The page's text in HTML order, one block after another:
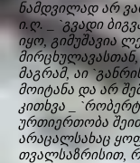
ნამდვილად არ
ი.ღ. _ `გვადი
იყო, გიმუშავია
მირცხულავასთან,
მაგრამ, აი
მოიტანა და არ
კითხვა _
ურთიერთობა
არაცალსახაც
თვალსაზრისით,